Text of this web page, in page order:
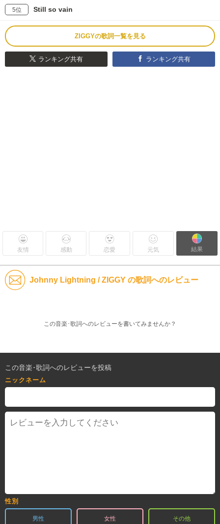
5位 Still so vain
ZIGGYの歌詞一覧を見る
ランキング共有 ランキング共有
友情 感動 恋愛 元気 結果
Johnny Lightning / ZIGGY の歌詞へのレビュー
この音楽･歌詞へのレビューを書いてみませんか？
この音楽･歌詞へのレビューを投稿
ニックネーム
性別
男性 女性 その他